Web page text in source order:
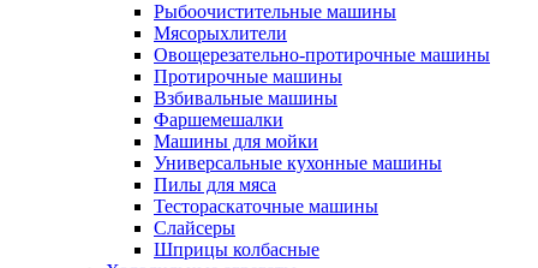
Рыбоочистительные машины
Мясорыхлители
Овощерезательно-протирочные машины
Протирочные машины
Взбивальные машины
Фаршемешалки
Машины для мойки
Универсальные кухонные машины
Пилы для мяса
Тестораскаточные машины
Слайсеры
Шприцы колбасные